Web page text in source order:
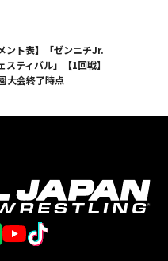
ント表】「ゼンニチJr.
スティバル」【1回戦】
大会終了時点